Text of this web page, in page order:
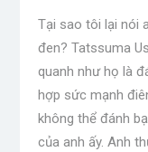
Tại sao tôi lại nói
đen? Tatssuma
quanh như họ là
hợp sức mạnh
không thể đánh
của anh ấy. Anh